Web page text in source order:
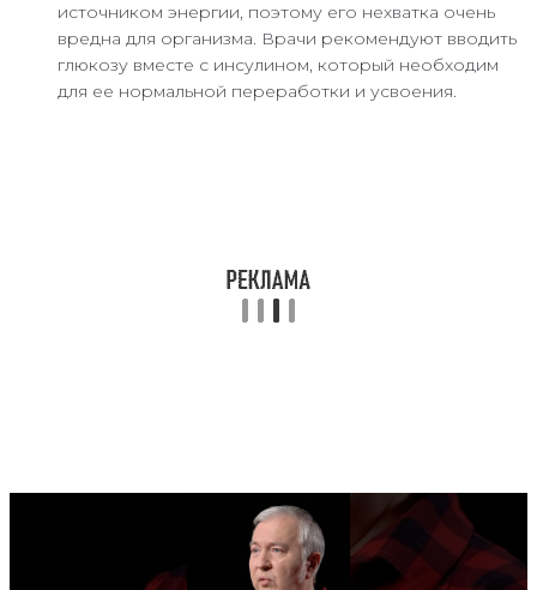
источником энергии, поэтому его нехватка очень
вредна для организма. Врачи рекомендуют вводить
глюкозу вместе с инсулином, который необходим
для ее нормальной переработки и усвоения.